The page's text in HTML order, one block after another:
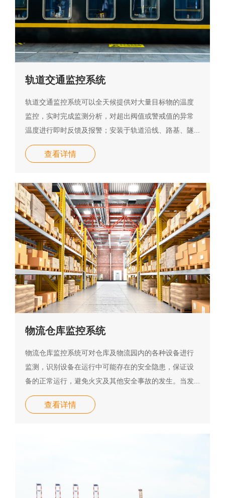
轨道交通监控系统
轨道交通监控系统可以全天候提供对大量目标物的温度
监控，实时完成监测分析，对超出阀值或警戒值的异常
温度进行即时反馈及报警；安装于轨道沿线、路基、隧...
查看详情
物流仓库监控系统
物流仓库监控系统可对仓库及物流园内的各种设备进行
监测，识别设备在运行中可能存在的安全隐患，保证设
备的正常运行，避免火灾及其他安全事故的发生。当发...
查看详情